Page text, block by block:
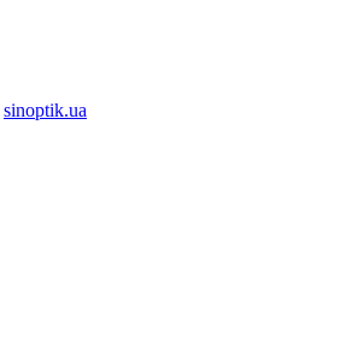
sinoptik.ua